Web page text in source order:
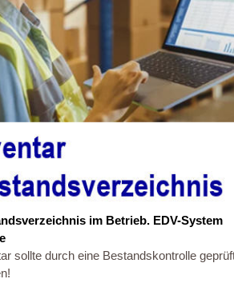
im Betrieb. EDV-System
sollte durch eine Bestandskontrolle